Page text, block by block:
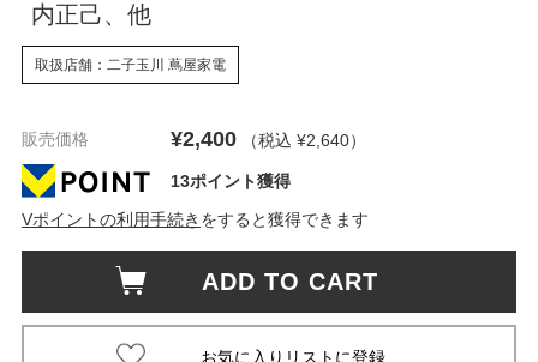
内正己、他
取扱店舗：二子玉川 蔦屋家電
販売価格 ¥2,400 （税込 ¥2,640）
13ポイント獲得
Vポイントの利用手続き をすると獲得できます
ADD TO CART